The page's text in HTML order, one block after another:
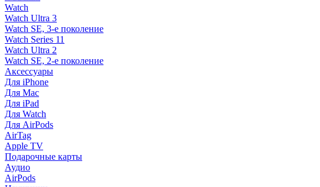
Watch
Watch Ultra 3
Watch SE, 3-е поколение
Watch Series 11
Watch Ultra 2
Watch SE, 2-е поколение
Аксессуары
Для iPhone
Для Mac
Для iPad
Для Watch
Для AirPods
AirTag
Apple TV
Подарочные карты
Аудио
AirPods